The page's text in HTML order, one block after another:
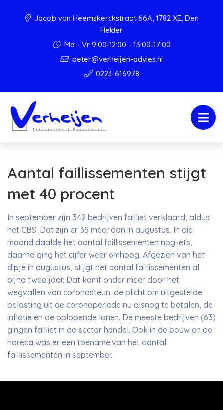
Jacob van Heemskerckstraat 66A, 1782 XE, Den
Helder
Ma - Vr 9:00-12:00 - 13:00-17:00
peter@verheijen-advies.nl
0223-616978
Aantal faillissementen stijgt
met 40 procent
In september zijn 342 bedrijven failliet verklaard, aldus
het CBS. Dat zijn er 35 meer dan in augustus. In die
maand daalde het aantal faillissementen nog iets,
daarna ging het cijfer weer omhoog. Afgezien van het
dipje in augustus, stijgt het aantal faillissementen al
bijna twee jaar. Dat komt onder meer door het
wegvallen van coronasteun, de plicht om uitgestelde
belasting uit de coronaperiode nu alsnog te betalen, de
inflatie en de oplopende lonen. De meeste bedrijven (63)
gingen failliet in de sector handel. Ook in de bouw en de
horeca was er een toename van het aantal
faillissementen in september.